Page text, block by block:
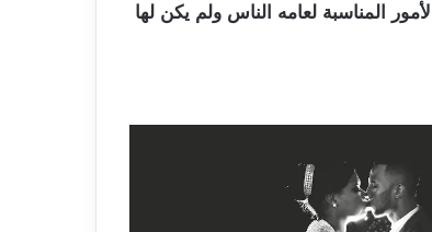
المناسبة لعامه الناس ولم يكن لها